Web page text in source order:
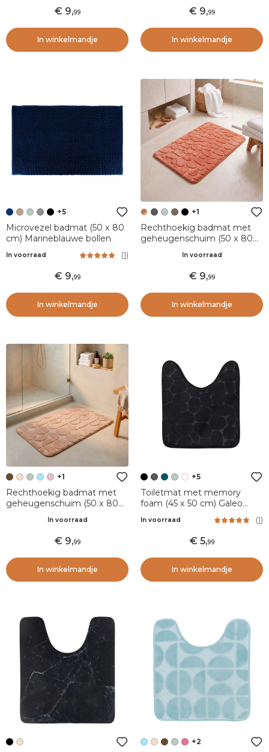
9,99
In winkelmandje
9,99
In winkelmandje
+5
Microvezel badmat (50 x 80
cm) Marineblauwe bollen
In voorraad (1)
9,99
In winkelmandje
+1
Rechthoekig badmat met
geheugenschuim (50 x 80
In voorraad
9,99
In winkelmandje
+1
Rechthoekig badmat met
geheugenschuim (50 x 80
In voorraad
9,99
In winkelmandje
+5
Toiletmat met memory
foam (45 x 50 cm) Galeo
In voorraad (1)
5,99
In winkelmandje
+2